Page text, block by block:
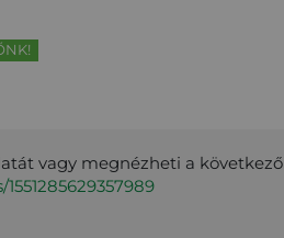
vagy megnézheti a következő